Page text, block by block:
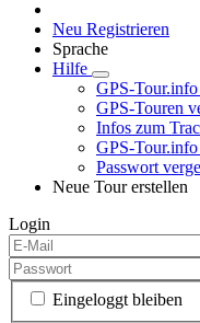
Neu Registrieren
Sprache
Hilfe
GPS-
GPS-Touren
Infos zum
GPS-
Passwort
Neue Tour erstellen
Login
Eingeloggt bleiben